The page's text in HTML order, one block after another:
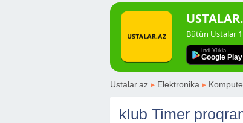
Bütün Ustalar
Indi Yüklə
Google Play
Ustalar.az ▸ Elektronika ▸
klub Timer